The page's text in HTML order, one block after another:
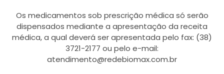
Os medicamentos sob prescrição médica só serão
dispensados mediante a apresentação da receita
médica, a qual deverá ser apresentada pelo fax: (38)
3721-2177 ou pelo e-mail:
atendimento@redebiomax.com.br